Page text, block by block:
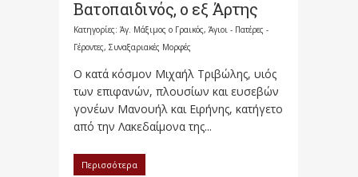
Βατοπαιδινός, ο εξ Άρτης
Κατηγορίες: Άγ. Μάξιμος ο Γραικός, Άγιοι - Πατέρες -
Γέροντες, Συναξαριακές Μορφές
Ο κατά κόσμον Μιχαήλ Τριβώλης, υιός
των επιφανών, πλουσίων και ευσεβών
γονέων Μανουήλ και Ειρήνης, κατήγετο
από την Λακεδαίμονα της...
Περισσότερα